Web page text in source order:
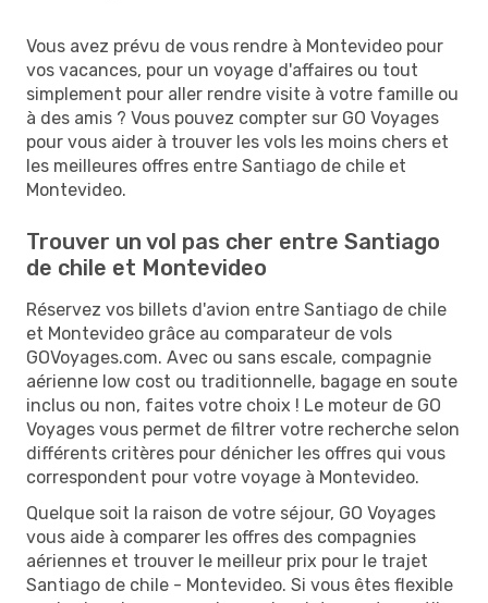
Vous avez prévu de vous rendre à Montevideo pour
vos vacances, pour un voyage d'affaires ou tout
simplement pour aller rendre visite à votre famille ou
à des amis ? Vous pouvez compter sur GO Voyages
pour vous aider à trouver les vols les moins chers et
les meilleures offres entre Santiago de chile et
Montevideo.
Trouver un vol pas cher entre Santiago
de chile et Montevideo
Réservez vos billets d'avion entre Santiago de chile
et Montevideo grâce au comparateur de vols
GOVoyages.com. Avec ou sans escale, compagnie
aérienne low cost ou traditionnelle, bagage en soute
inclus ou non, faites votre choix ! Le moteur de GO
Voyages vous permet de filtrer votre recherche selon
différents critères pour dénicher les offres qui vous
correspondent pour votre voyage à Montevideo.
Quelque soit la raison de votre séjour, GO Voyages
vous aide à comparer les offres des compagnies
aériennes et trouver le meilleur prix pour le trajet
Santiago de chile - Montevideo. Si vous êtes flexible